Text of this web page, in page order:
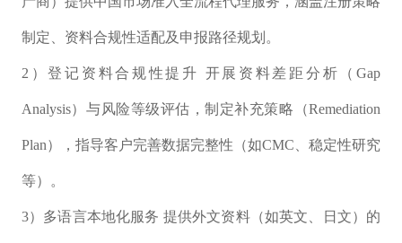
制定、资料合规性适配及申报路径规划。
2）登记资料合规性提升 开展资料差距分析（Gap
Analysis）与风险等级评估，制定补充策略（Remediation
Plan），指导客户完善数据完整性（如CMC、稳定性研究
等）。
3）多语言本地化服务 提供外文资料（如英文、日文）的